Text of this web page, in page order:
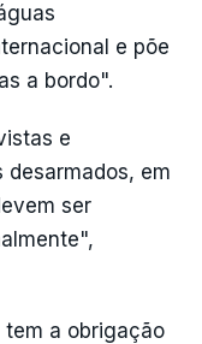
e põe
a bordo".
e
desarmados, em
ser
tem a obrigação